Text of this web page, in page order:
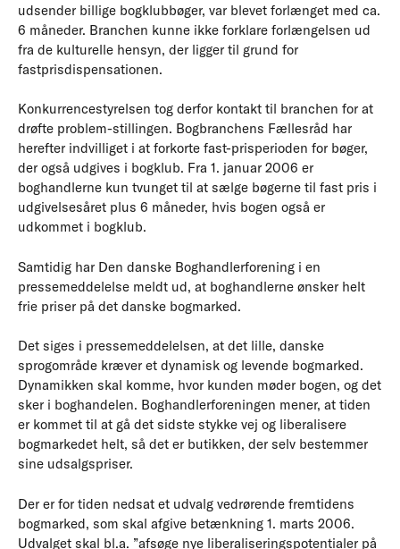
udsender billige bogklubbøger, var blevet forlænget med ca.
6 måneder. Branchen kunne ikke forklare forlængelsen ud
fra de kulturelle hensyn, der ligger til grund for
fastprisdispensationen.
Konkurrencestyrelsen tog derfor kontakt til branchen for at
drøfte problem-stillingen. Bogbranchens Fællesråd har
herefter indvilliget i at forkorte fast-prisperioden for bøger,
der også udgives i bogklub. Fra 1. januar 2006 er
boghandlerne kun tvunget til at sælge bøgerne til fast pris i
udgivelsesåret plus 6 måneder, hvis bogen også er
udkommet i bogklub.
Samtidig har Den danske Boghandlerforening i en
pressemeddelelse meldt ud, at boghandlerne ønsker helt
frie priser på det danske bogmarked.
Det siges i pressemeddelelsen, at det lille, danske
sprogområde kræver et dynamisk og levende bogmarked.
Dynamikken skal komme, hvor kunden møder bogen, og det
sker i boghandelen. Boghandlerforeningen mener, at tiden
er kommet til at gå det sidste stykke vej og liberalisere
bogmarkedet helt, så det er butikken, der selv bestemmer
sine udsalgspriser.
Der er for tiden nedsat et udvalg vedrørende fremtidens
bogmarked, som skal afgive betænkning 1. marts 2006.
Udvalget skal bl.a. ”afsøge nye liberaliseringspotentialer på